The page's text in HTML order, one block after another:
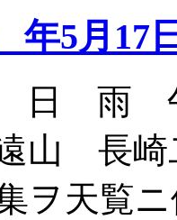
年5月17
雨 午
山 長
ヲ天覧